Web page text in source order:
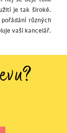
je tak široké.
různých
vaši kancelář.